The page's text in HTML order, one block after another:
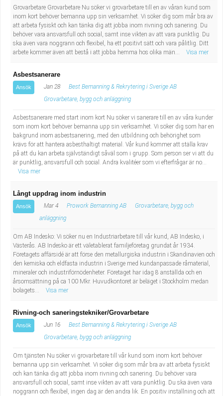
Grovarbetare Grovarbetare Nu söker vi grovarbetare till en av våran kund som
inom kort behöver bemanna upp sin verksamhet. Vi söker dig som mår bra av
att arbeta fysiskt och kan tänka dig att jobba inom rivning och sanering. Du
behöver vara ansvarsfull och social, samt inse vikten av att vara punktlig. Du
ska även vara noggrann och flexibel, ha ett positivt sätt och vara pålitlig. Ditt
arbete kommer även att bestå i att jobba hemma hos olika män...
Visa mer
Asbestsanerare
Ansök Jan 28
Best Bemanning & Rekrytering i Sverige AB
Grovarbetare, bygg och anläggning
Asbestsanerare med start inom kort Nu söker vi sanerare till en av våra kunder
som inom kort behöver bemanna upp sin verksamhet. Vi söker dig som har en
bakgrund inom asbestsanering, med den utbildning och behörighet som
krävs för att hantera asbesthaltigt material. Vår kund kommer att ställa krav
på att du kan arbeta självständigt såväl som i grupp. Som person ser vi att du
är punktlig, ansvarsfull och social. Andra kvalitéer som vi efterfrågar är no...
Visa mer
Långt uppdrag inom industrin
Ansök Mar 4 Prowork Bemanning AB
Grovarbetare, bygg och
anläggning
Om AB Indesko: Vi söker nu en Industriarbetare till vår kund, AB Indesko, i
Västerås. AB Indesko är ett väletablerat familjeföretag grundat år 1934.
Företagets affärsidé är att förse den metallurgiska industrin i Skandinavien och
den kemiska och eldfasta industrin i Sverige med kundanpassade råmaterial,
mineraler och industriförnödenheter. Företaget har idag 8 anställda och en
årsomsättning på ca 100 Mkr. Huvudkontoret är beläget i Stockholm medan
bolagets...
Visa mer
Rivning-och saneringstekniker/Grovarbetare
Ansök Jun 16
Best Bemanning & Rekrytering i Sverige AB
Grovarbetare, bygg och anläggning
Om tjänsten Nu söker vi grovarbetare till vår kund som inom kort behöver
bemanna upp sin verksamhet. Vi söker dig som mår bra av att arbeta fysiskt
och kan tänka dig att jobba inom rivning och sanering. Du behöver vara
ansvarsfull och social, samt inse vikten av att vara punktlig. Du ska även vara
noggrann och flexibel, ingen dag är den andra lik. En positiv inställning och att